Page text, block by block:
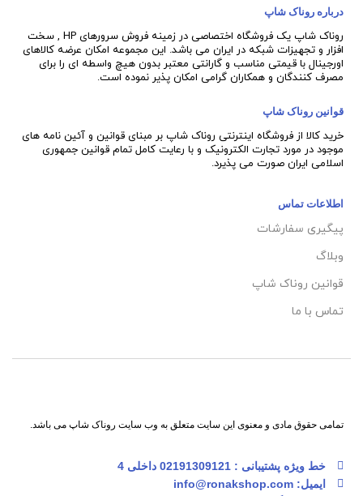
درباره روناک شاپ
روناک شاپ یک فروشگاه اختصاصی در زمینه فروش سرورهای HP , سخت
افزار و تجهیزات شبکه در ایران می باشد. این مجموعه امکان عرضه کالاهای
اورجینال با قیمتی مناسب و گارانتی معتبر بدون هیچ واسطه ای را برای
مصرف کنندگان و همکاران گرامی امکان پذیر نموده است.
قوانین روناک شاپ
خرید کالا از فروشگاه اینترنتی روناک شاپ بر مبنای قوانین و آئین نامه های
موجود در مورد تجارت الکترونیک و با رعایت کامل تمام قوانین جمهوری
اسلامی ایران صورت می پذیرد.
اطلاعات تماس
پیگیری سفارشات
وبلاگ
قوانین روناک شاپ
تماس با ما
تمامی حقوق مادی و معنوی این سایت متعلق به وب سایت روناک شاپ می باشد.
خط ویژه پشتیبانی : 02191309121 داخلی 4
ایمیل: info@ronakshop.com